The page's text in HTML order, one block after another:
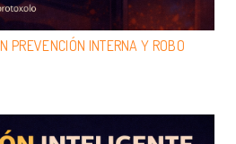
PREVENCIÓN INTERNA Y ROBO